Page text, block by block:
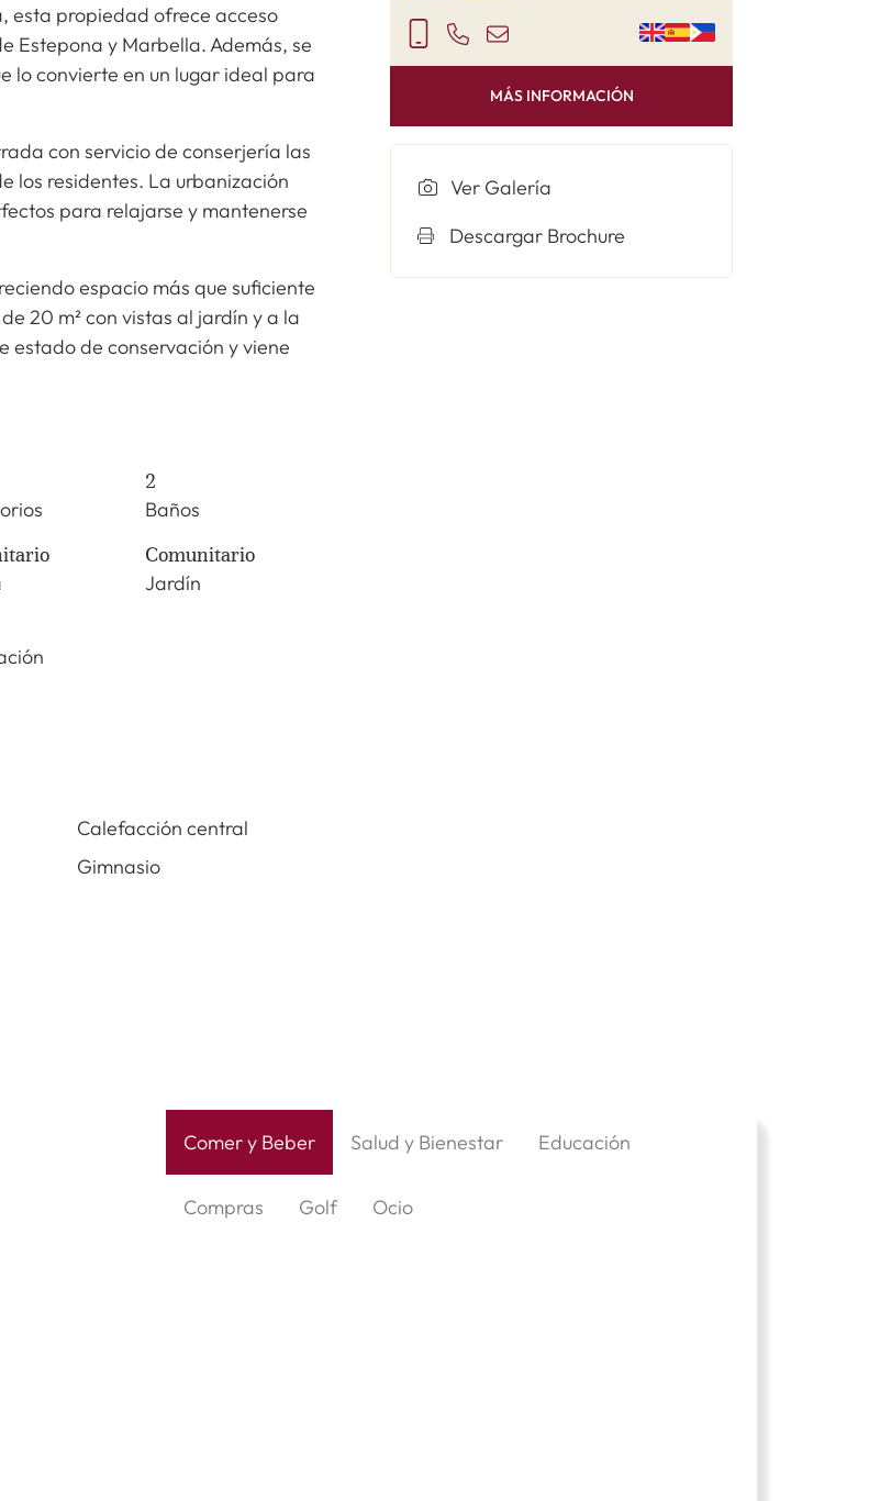
esta propiedad ofrece acceso
Estepona y Marbella. Además, se
lo convierte en un lugar ideal para
con servicio de conserjería las
los residentes. La urbanización
para relajarse y mantenerse
espacio más que suficiente
20 m² con vistas al jardín y a la
estado de conservación y viene
2
Baños
Comunitario
Jardín
Calefacción central
Gimnasio
MÁS INFORMACIÓN
Ver Galería
Descargar Brochure
Comer y Beber Salud y Bienestar Educación
Compras Golf Ocio